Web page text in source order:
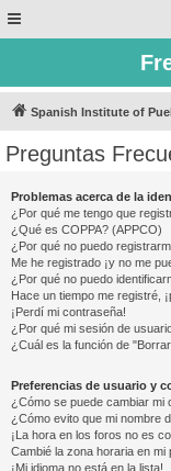
Spanish Institute of
Preguntas
Problemas acerca de la
¿Por qué me tengo que
¿Qué es COPPA? (APPCO)
¿Por qué no puedo
Me he registrado ¡y no me
¿Por qué no puedo
Hace un tiempo me registré,
¡Perdí mi contraseña!
¿Por qué mi sesión de
¿Cuál es la función de
Preferencias de usuario y
¿Cómo se puede cambiar mi
¿Cómo evito que mi nombre
¡La hora en los foros no es
Cambié la zona horaria en mi
¡Mi idioma no está en la lista!